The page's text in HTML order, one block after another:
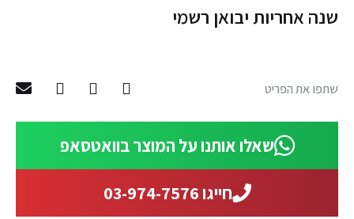
שנה אחריות יבואן רשמי
שתפו את הפריט
שאלו אותנו על המוצר בוואטסאפ
חייגו 03-974-7576